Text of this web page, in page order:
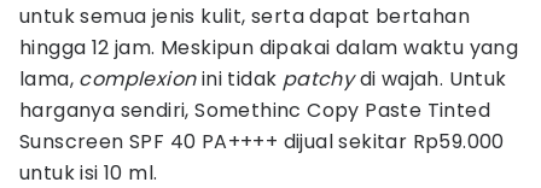
untuk semua jenis kulit, serta dapat bertahan
hingga 12 jam. Meskipun dipakai dalam waktu yang
lama, complexionini tidak patchydi wajah. Untuk
harganya sendiri, Somethinc Copy Paste Tinted
Sunscreen SPF 40 PA++++ dijual sekitar Rp59.000
untuk isi 10 ml.